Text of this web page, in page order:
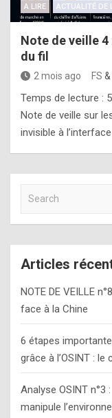
A LIRE ACTUALITÉ DE
Note de veille 4
du fil
2 mois ago FS &
Temps de lecture : 5
Note de veille sur
invisible à
a
r
c
Articles
NOTE DE VEILLE
face à la Chine
6 étapes
grâce à l’OSINT : le
Analyse OSINT n°3
manipule